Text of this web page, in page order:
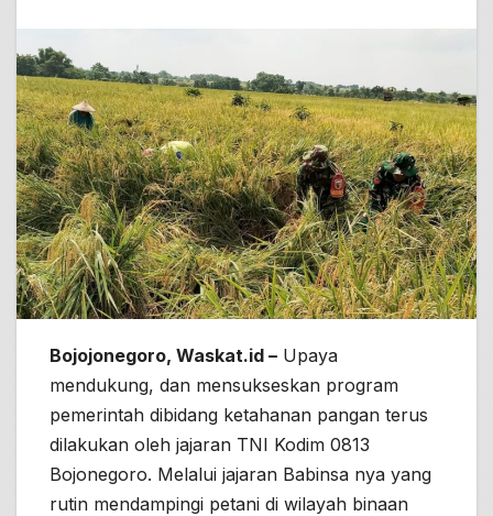
Bojojonegoro, Waskat.id – Upaya
mendukung, dan mensukseskan program
pemerintah dibidang ketahanan pangan terus
dilakukan oleh jajaran TNI Kodim 0813
Bojonegoro. Melalui jajaran Babinsa nya yang
rutin mendampingi petani di wilayah binaan